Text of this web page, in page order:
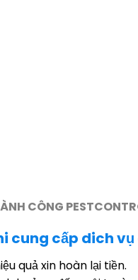
CÔNG
cung cấp dich
quả xin hoàn lại tiền.